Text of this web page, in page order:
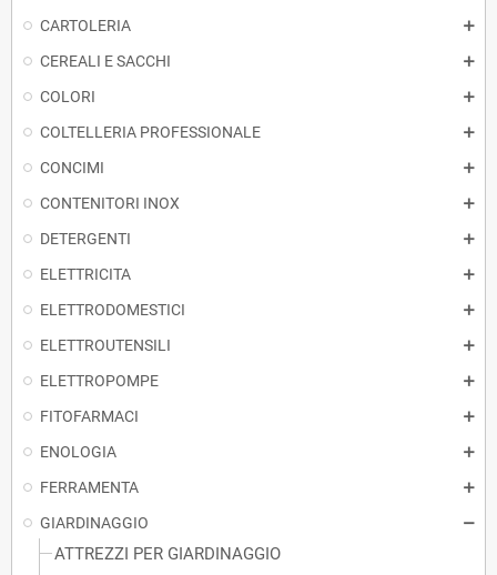
CARTOLERIA
CEREALI E SACCHI
COLORI
COLTELLERIA PROFESSIONALE
CONCIMI
CONTENITORI INOX
DETERGENTI
ELETTRICITA
ELETTRODOMESTICI
ELETTROUTENSILI
ELETTROPOMPE
FITOFARMACI
ENOLOGIA
FERRAMENTA
GIARDINAGGIO
ATTREZZI PER GIARDINAGGIO